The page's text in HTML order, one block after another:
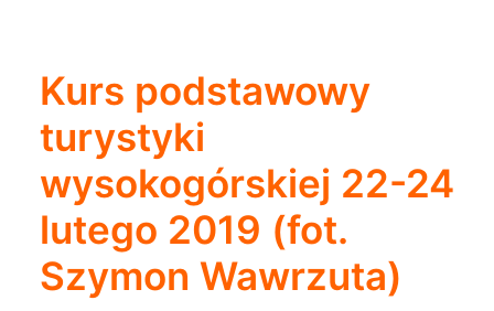
Kurs podstawowy
turystyki
wysokogórskiej 22-24
lutego 2019 (fot.
Szymon Wawrzuta)